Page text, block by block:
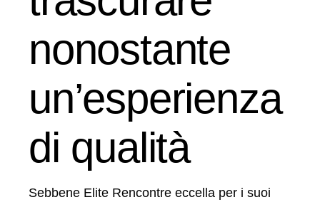
nonostante
un’esperienza
di qualità
Sebbene Elite Rencontre eccella per i suoi